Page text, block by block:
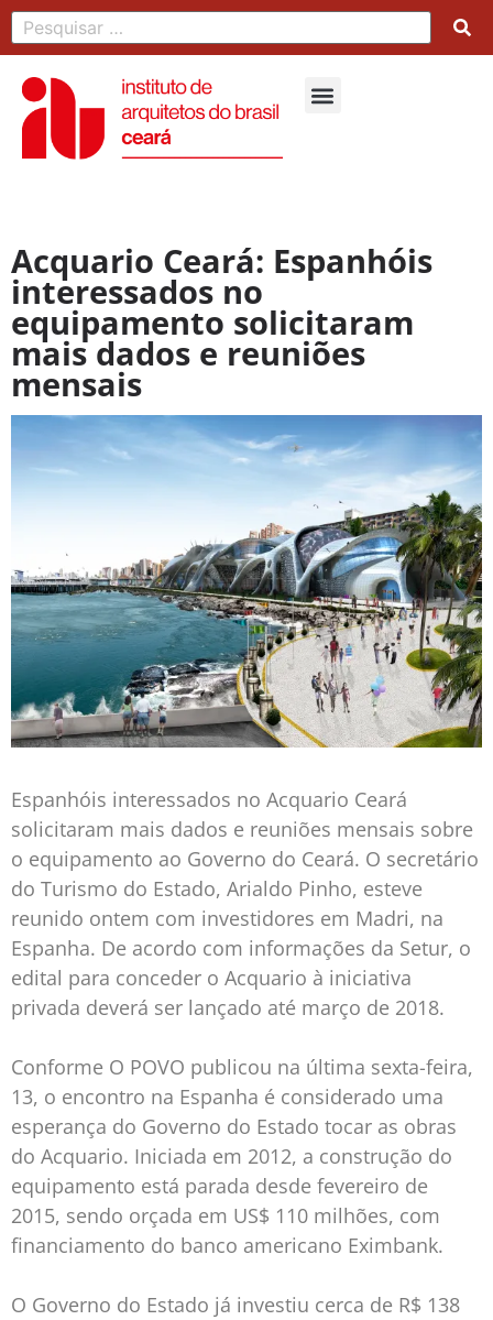
Acquario Ceará: Espanhóis
interessados no
equipamento solicitaram
mais dados e reuniões
mensais
Espanhóis interessados no Acquario Ceará
solicitaram mais dados e reuniões mensais sobre
o equipamento ao Governo do Ceará. O secretário
do Turismo do Estado, Arialdo Pinho, esteve
reunido ontem com investidores em Madri, na
Espanha. De acordo com informações da Setur, o
edital para conceder o Acquario à iniciativa
privada deverá ser lançado até março de 2018.
Conforme O POVO publicou na última sexta-feira,
13, o encontro na Espanha é considerado uma
esperança do Governo do Estado tocar as obras
do Acquario. Iniciada em 2012, a construção do
equipamento está parada desde fevereiro de
2015, sendo orçada em US$ 110 milhões, com
financiamento do banco americano Eximbank.
O Governo do Estado já investiu cerca de R$ 138